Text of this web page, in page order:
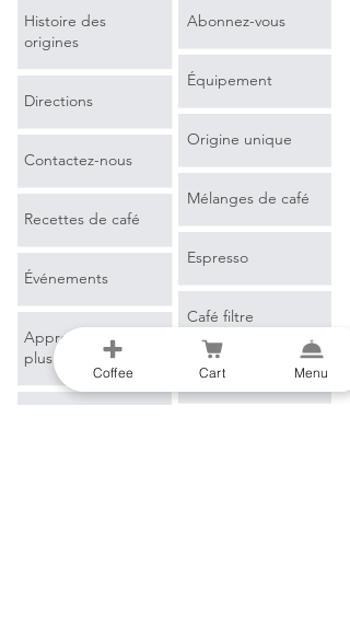
Histoire des
origines
Directions
Contactez-nous
Recettes de café
Événements
Apprendre encore
plus
Abonnez-vous
Équipement
Origine unique
Mélanges de café
Espresso
Café filtre
Marchandise
Coffee Cart Menu